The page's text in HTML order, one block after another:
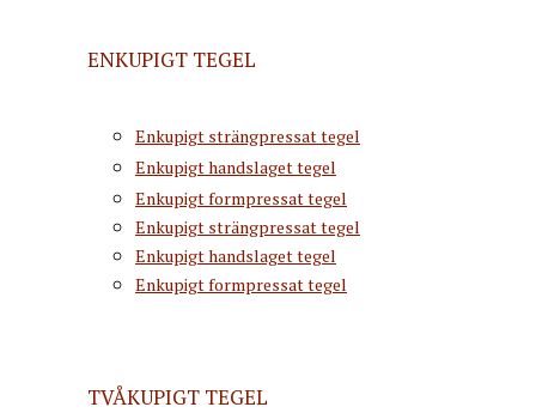
ENKUPIGT TEGEL
Enkupigt strängpressat tegel
Enkupigt handslaget tegel
Enkupigt formpressat tegel
Enkupigt strängpressat tegel
Enkupigt handslaget tegel
Enkupigt formpressat tegel
TVÅKUPIGT TEGEL